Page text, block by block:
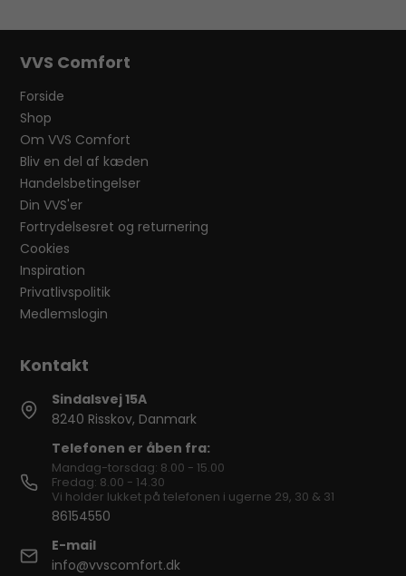
VVS Comfort
Forside
Shop
Om VVS Comfort
Bliv en del af kæden
Handelsbetingelser
Din VVS'er
Fortrydelsesret og returnering
Cookies
Inspiration
Privatlivspolitik
Medlemslogin
Sindalsvej 15A
8240 Risskov, Danmark
Telefonen er åben fra:
Mandag-torsdag: 8.00 - 15.00
Fredag: 8.00 - 14.30
Vi holder lukket på telefonen i ugerne 29, 30 & 31
86154550
E-mail
info@vvscomfort.dk